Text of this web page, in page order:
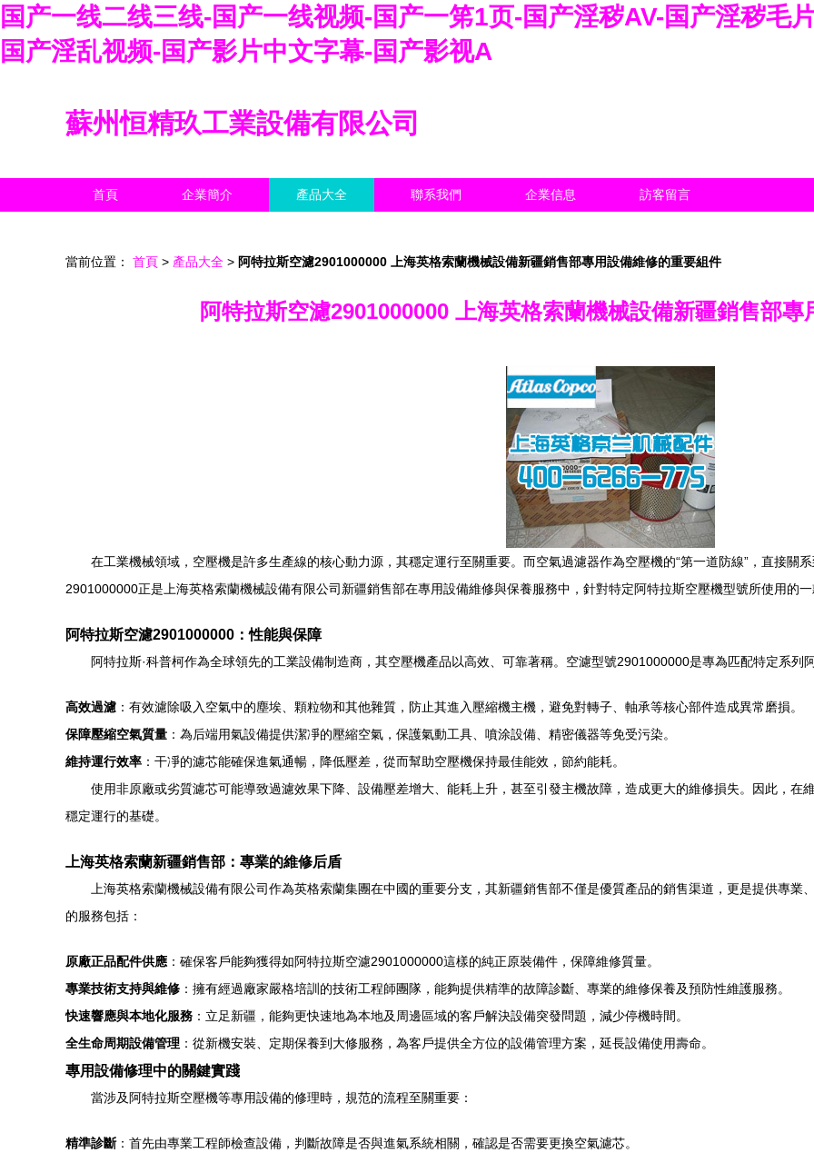
国产一线二线三线-国产一线视频-国产一笫1页-国产淫秽AV-国产淫秽毛
国产淫乱视频-国产影片中文字幕-国产影视A
蘇州恒精玖工業設備有限公司
首頁 企業簡介 產品大全 聯系我們 企業信息 訪客留言
當前位置： 首頁 > 產品大全 > 阿特拉斯空濾2901000000 上海英格索蘭機械設備新疆銷售部專用設備維修的重要組件
阿特拉斯空濾2901000000 上海英格索蘭機械設備新疆銷售部
在工業機械領域，空壓機是許多生產線的核心動力源，其穩定運行至關重要。而空氣過濾器作為空壓機的“第一道防線”，直接關
2901000000正是上海英格索蘭機械設備有限公司新疆銷售部在專用設備維修與保養服務中，針對特定阿特拉斯空壓機型號所使用的一
阿特拉斯空濾2901000000：性能與保障
阿特拉斯·科普柯作為全球領先的工業設備制造商，其空壓機產品以高效、可靠著稱。空濾型號2901000000是專為匹配特定系列
高效過濾 ：有效濾除吸入空氣中的塵埃、顆粒物和其他雜質，防止其進入壓縮機主機，避免對轉子、軸承等核心部件造成異常磨損。
保障壓縮空氣質量 ：為后端用氣設備提供潔凈的壓縮空氣，保護氣動工具、噴涂設備、精密儀器等免受污染。
維持運行效率 ：干凈的濾芯能確保進氣通暢，降低壓差，從而幫助空壓機保持最佳能效，節約能耗。
使用非原廠或劣質濾芯可能導致過濾效果下降、設備壓差增大、能耗上升，甚至引發主機故障，造成更大的維修損失。因此，
穩定運行的基礎。
上海英格索蘭新疆銷售部：專業的維修后盾
上海英格索蘭機械設備有限公司作為英格索蘭集團在中國的重要分支，其新疆銷售部不僅是優質產品的銷售渠道，更是提供專
的服務包括：
原廠正品配件供應 ：確保客戶能夠獲得如阿特拉斯空濾2901000000這樣的純正原裝備件，保障維修質量。
專業技術支持與維修 ：擁有經過廠家嚴格培訓的技術工程師團隊，能夠提供精準的故障診斷、專業的維修保養及預防性維護服務。
快速響應與本地化服務 ：立足新疆，能夠更快速地為本地及周邊區域的客戶解決設備突發問題，減少停機時間。
全生命周期設備管理 ：從新機安裝、定期保養到大修服務，為客戶提供全方位的設備管理方案，延長設備使用壽命。
專用設備修理中的關鍵實踐
當涉及阿特拉斯空壓機等專用設備的修理時，規范的流程至關重要：
精準診斷：首先由專業工程師檢查設備，判斷故障是否與進氣系統相關，確認是否需要更換空氣濾芯。